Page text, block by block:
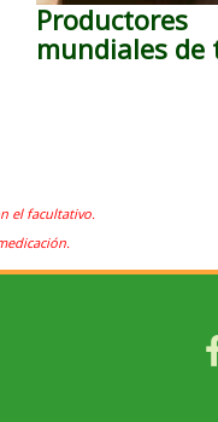
Productores
mundiales de
el facultativo.